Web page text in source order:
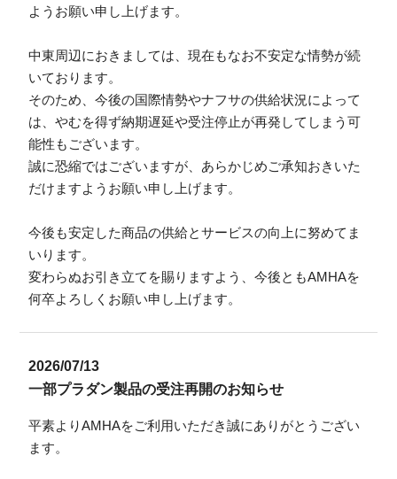
ようお願い申し上げます。
中東周辺におきましては、現在もなお不安定な情勢が続
いております。
そのため、今後の国際情勢やナフサの供給状況によって
は、やむを得ず納期遅延や受注停止が再発してしまう可
能性もございます。
誠に恐縮ではございますが、あらかじめご承知おきいた
だけますようお願い申し上げます。
今後も安定した商品の供給とサービスの向上に努めてま
いります。
変わらぬお引き立てを賜りますよう、今後ともAMHAを
何卒よろしくお願い申し上げます。
2026/07/13
一部プラダン製品の受注再開のお知らせ
平素よりAMHAをご利用いただき誠にありがとうござい
ます。